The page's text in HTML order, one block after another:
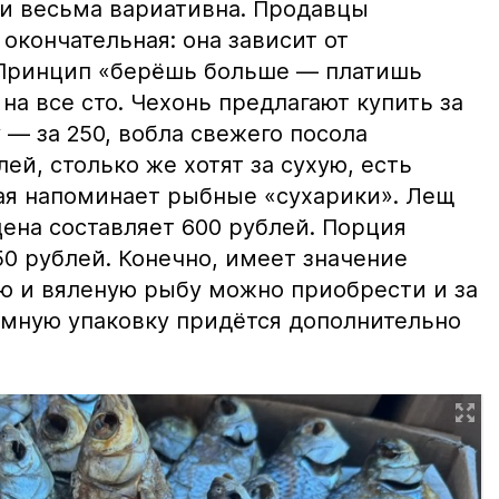
весьма вариативна. Продавцы
она зависит от
«берёшь больше — платишь
все сто. Чехонь предлагают купить за
за 250, вобла свежего посола
столько же хотят за сухую, есть
напоминает рыбные «сухарики». Лещ
составляет 600 рублей. Порция
рублей. Конечно, имеет значение
и вяленую рыбу можно приобрести и за
упаковку придётся дополнительно